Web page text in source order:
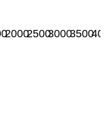
2000250030003500